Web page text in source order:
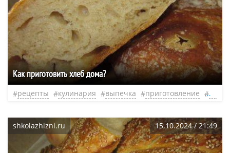
Как приготовить хлеб дома?
рецепты кулинария выпечка приготовление тесто
shkolazhizni.ru 15.10.2024 / 21:49